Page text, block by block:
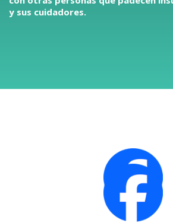
y sus cuidadores.